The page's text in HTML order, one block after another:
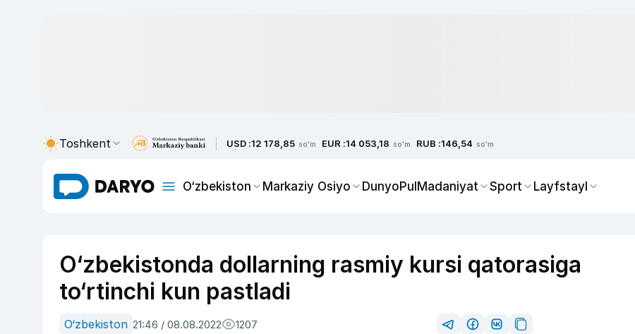
Toshkent USD :12 178,85 so'm EUR :14 053,18 so'm RUB :146,54 so'm
O‘zbekiston Markaziy Osiyo DunyoPulMadaniyat Sport Layfstayl
O‘zbekistonda dollarning rasmiy kursi qatorasiga
to‘rtinchi kun pastladi
O‘zbekiston 21:46 / 08.08.2022 1207